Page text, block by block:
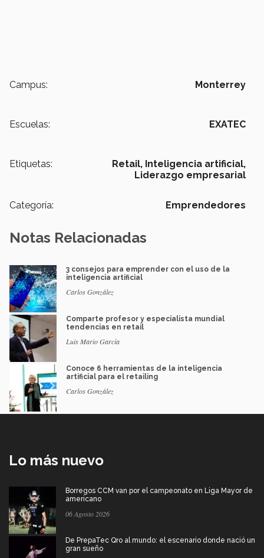
Campus: Monterrey
Escuelas: EXATEC
Etiquetas: Retail, Inteligencia artificial,
Liderazgo empresarial
Categoría: Emprendedores
Notas Relacionadas
3 consejos para emprender con el uso de la
inteligencia artificial
Carlos González
Comparte profesor y especialista mundial
tendencias en retail
Luis Mario García
Conoce 6 herramientas de la inteligencia
artificial para el retailing
Carlos González
Lo más nuevo
Borregos CCM van por el campeonato en Liga Mayor de
americano
06 Agosto 2026
De PrepaTec Qro al mundo: el escenario donde nació un
gran sueño